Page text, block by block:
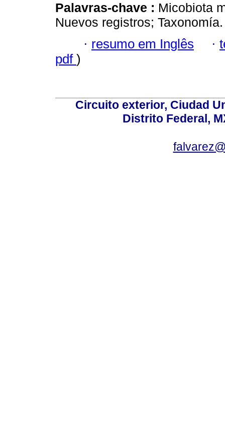
Palavras-chave : Micobiota
Nuevos registros; Taxonomía.
· resumo em Inglês ·
pdf )
Circuito exterior, Ciudad
Distrito Federal,